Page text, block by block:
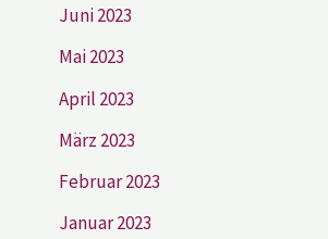
Juni 2023
Mai 2023
April 2023
März 2023
Februar 2023
Januar 2023